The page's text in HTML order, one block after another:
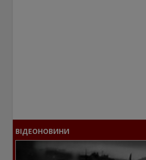
ВІДЕОНОВИНИ